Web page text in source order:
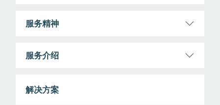
服务精神
服务介绍
解决方案